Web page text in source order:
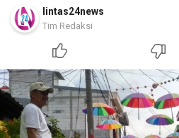
lintas24news
Tim Redaksi